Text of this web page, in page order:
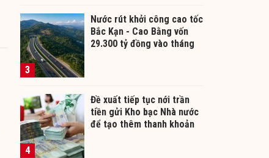
3
Nước rút khởi công cao tốc
Bắc Kạn - Cao Bằng vốn
29.300 tỷ đồng vào tháng
4
Đề xuất tiếp tục nới trần
tiền gửi Kho bạc Nhà nước
để tạo thêm thanh khoản